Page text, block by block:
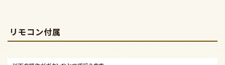
リモコン付属